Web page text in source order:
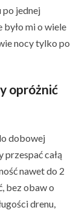
po jednej
było mi o wiele
nocy tylko po
opróżnić
dobowej
całą
nawet do 2
bez obaw o
drenu,